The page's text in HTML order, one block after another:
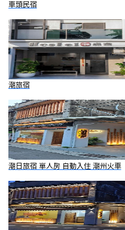
車頭民宿
潮旅宿
潮日旅宿 單人房 自動入住 潮州火車
站旁